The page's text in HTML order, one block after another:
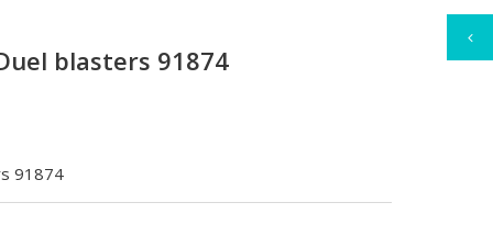
blasters 91874
91874